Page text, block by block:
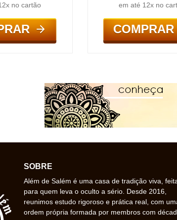
no cartão em até 12x no
COMPRAR
SOBRE
Além de Salém é uma casa de tradição viva,
para quem leva o oculto a sério. Desde 2016,
reunimos estudo rigoroso e prática real, com
ordem própria formada por membros com